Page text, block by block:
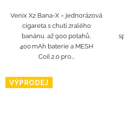
Venix X2 Bana‑X – jednorázová
cigareta s chutí zralého
banánu, až 900 potahů,
400 mAh baterie a MESH
Coil 2.0 pro...
VÝPRODEJ